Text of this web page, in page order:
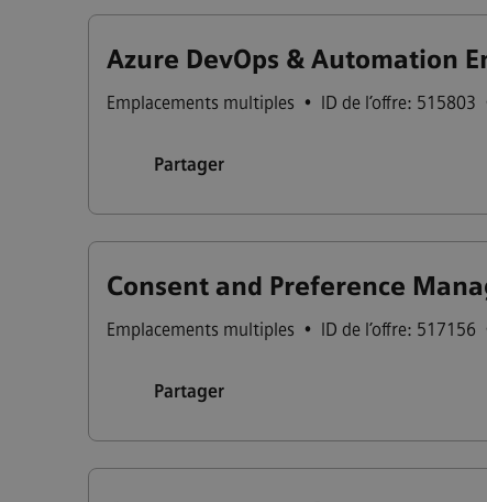
Azure DevOps & Automation
Emplacements multiples • ID de l’offre: 515803
Partager
Consent and Preference
Emplacements multiples • ID de l’offre: 517156
Partager